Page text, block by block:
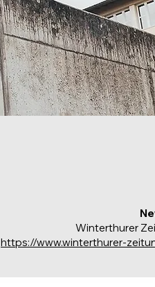
Winterthurer
https://www.winterthurer-